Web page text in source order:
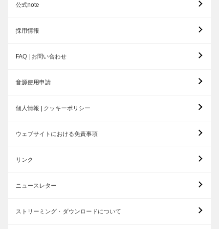
公式note
採用情報
FAQ | お問い合わせ
音源使用申請
個人情報 | クッキーポリシー
ウェブサイトにおける免責事項
リンク
ニュースレター
ストリーミング・ダウンロードについて